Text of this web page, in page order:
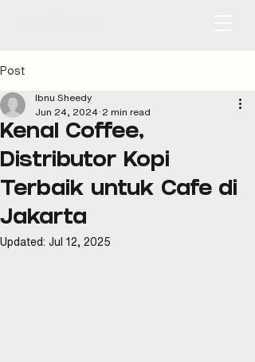
Post
Kenal Coffee,
Distributor Kopi
Terbaik untuk Cafe di
Jakarta
Ibnu Sheedy
Jun 24, 2024 2 min read
Updated: Jul 12, 2025